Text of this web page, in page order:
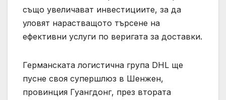
също увеличават инвестициите, за да
уловят нарастващото търсене на
ефективни услуги по веригата за доставки.
Германската логистична група DHL ще
пусне своя супершлюз в Шенжен,
провинция Гуангдонг, през втората